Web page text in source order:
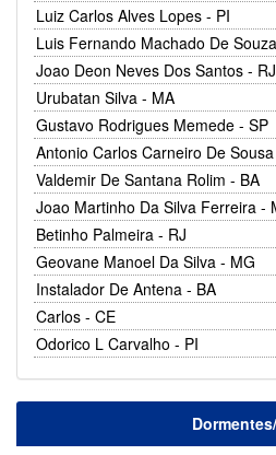
Luiz Carlos Alves Lopes - PI
Luis Fernando Machado De
Joao Deon Neves Dos Santos - RJ
Urubatan Silva - MA
Gustavo Rodrigues Memede - SP
Antonio Carlos Carneiro De
Valdemir De Santana Rolim - BA
Joao Martinho Da Silva Ferreira -
Betinho Palmeira - RJ
Geovane Manoel Da Silva - MG
Instalador De Antena - BA
Carlos - CE
Odorico L Carvalho - PI